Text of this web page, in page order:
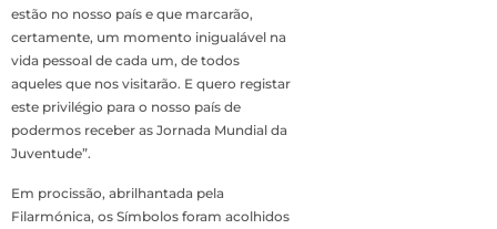
estão no nosso país e que marcarão,
certamente, um momento inigualável na
vida pessoal de cada um, de todos
aqueles que nos visitarão. E quero registar
este privilégio para o nosso país de
podermos receber as Jornada Mundial da
Juventude”.
Em procissão, abrilhantada pela
Filarmónica, os Símbolos foram acolhidos